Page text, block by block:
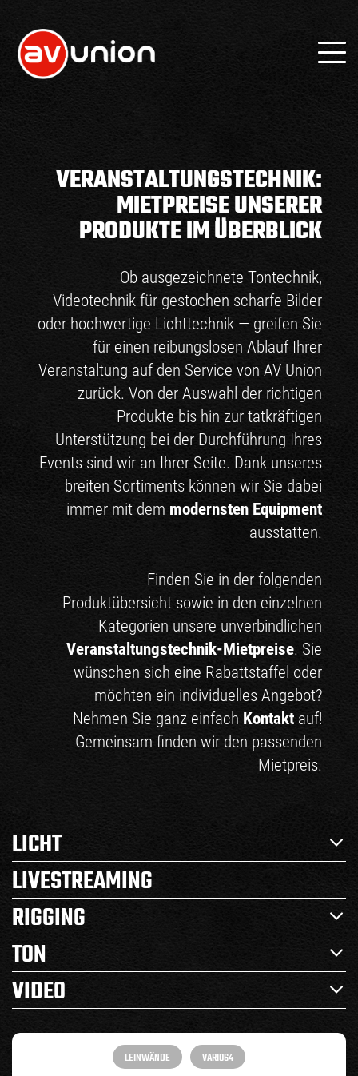
VERANSTALTUNGSTECHNIK:
MIETPREISE UNSERER
PRODUKTE IM ÜBERBLICK
Ob ausgezeichnete Tontechnik,
Videotechnik für gestochen scharfe Bilder
oder hochwertige Lichttechnik — greifen Sie
für einen reibungslosen Ablauf Ihrer
Veranstaltung auf den Service von AV Union
zurück. Von der Auswahl der richtigen
Produkte bis hin zur tatkräftigen
Unterstützung bei der Durchführung Ihres
Events sind wir an Ihrer Seite. Dank unseres
breiten Sortiments können wir Sie dabei
immer mit dem modernsten Equipment
ausstatten.
Finden Sie in der folgenden
Produktübersicht sowie in den einzelnen
Kategorien unsere unverbindlichen
Veranstaltungstechnik-Mietpreise. Sie
wünschen sich eine Rabattstaffel oder
möchten ein individuelles Angebot?
Nehmen Sie ganz einfach Kontakt auf!
Gemeinsam finden wir den passenden
Mietpreis.
LICHT
LIVESTREAMING
RIGGING
TON
VIDEO
LEINWÄNDE VARIO64